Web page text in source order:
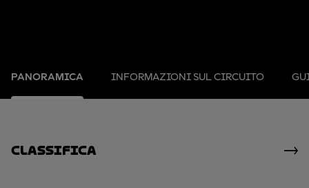
PANORAMICA INFORMAZIONI SUL CIRCUITO
Classifica